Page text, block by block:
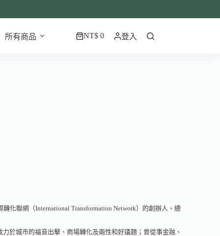
所有商品 NT$0 登入
化聯網（International Transformation Network）的創辦人、總
於城市的福音出擊、商場轉化及兩性和好議題；曾從事金融、